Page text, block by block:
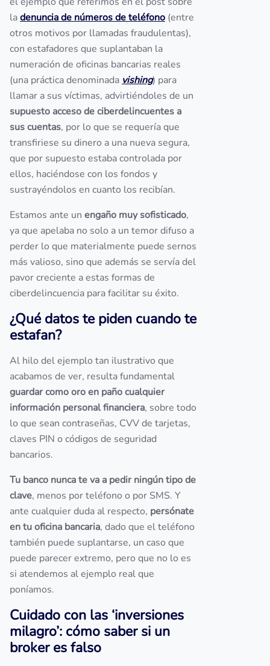
ladenuncia de números de teléfono (entre
otros motivos por llamadas fraudulentas),
con estafadores que suplantaban la
numeración de oficinas bancarias reales
(una práctica denominada vishing) para
llamar a sus víctimas, advirtiéndoles de un
supuesto acceso de ciberdelincuentes a
sus cuentas, por lo que se requería que
transfiriese su dinero a una nueva segura,
que por supuesto estaba controlada por
ellos, haciéndose con los fondos y
sustrayéndolos en cuanto los recibían.
Estamos ante un engaño muy sofisticado,
ya que apelaba no solo a un temor difuso a
perder lo que materialmente puede sernos
más valioso, sino que además se servía del
pavor creciente a estas formas de
ciberdelincuencia para facilitar su éxito.
¿Qué datos te piden cuando te
estafan?
Al hilo del ejemplo tan ilustrativo que
acabamos de ver, resulta fundamental
guardar como oro en paño cualquier
información personal financiera, sobre todo
lo que sean contraseñas, CVV de tarjetas,
claves PIN o códigos de seguridad
bancarios.
Tu banco nunca te va a pedir ningún tipo de
clave, menos por teléfono o por SMS. Y
ante cualquier duda al respecto, persónate
en tu oficina bancaria, dado que el teléfono
también puede suplantarse, un caso que
puede parecer extremo, pero que no lo es
si atendemos al ejemplo real que
poníamos.
Cuidado con las ‘inversiones
milagro’: cómo saber si un
broker es falso